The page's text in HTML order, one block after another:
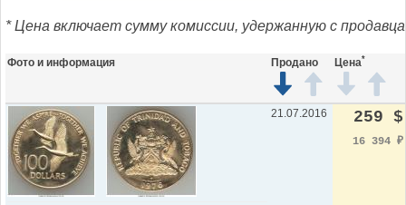
* Цена включает сумму комиссии, удержанную с продавца
Фото и информация Продано Цена*
21.07.2016 259 $
16 394 ₽